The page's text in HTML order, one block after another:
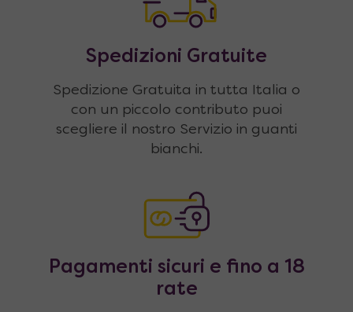
Spedizioni Gratuite
Spedizione Gratuita in tutta Italia o
con un piccolo contributo puoi
scegliere il nostro Servizio in guanti
bianchi.
Pagamenti sicuri e fino a 18
rate